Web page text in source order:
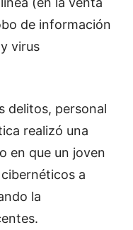
de información
virus
delitos, personal
realizó una
en que un joven
a
la